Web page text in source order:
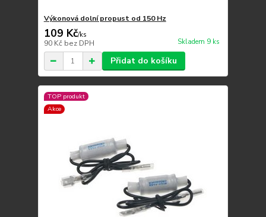
Výkonová dolní propust od 150 Hz
109 Kč/ks
90 Kč bez DPH Skladem 9 ks
Přidat do košíku
TOP produkt
Akce